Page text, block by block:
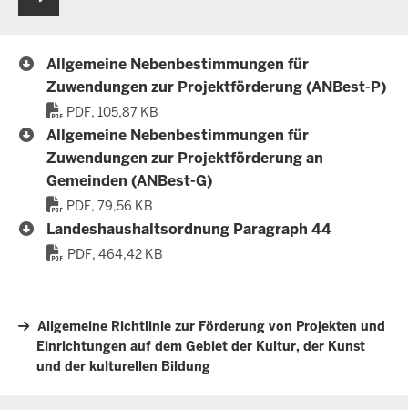
Allgemeine Nebenbestimmungen für
Zuwendungen zur Projektförderung (ANBest-P)
PDF, 105,87 KB
Allgemeine Nebenbestimmungen für
Zuwendungen zur Projektförderung an
Gemeinden (ANBest-G)
PDF, 79,56 KB
Landeshaushaltsordnung Paragraph 44
PDF, 464,42 KB
Allgemeine Richtlinie zur Förderung von Projekten und
Einrichtungen auf dem Gebiet der Kultur, der Kunst
und der kulturellen Bildung